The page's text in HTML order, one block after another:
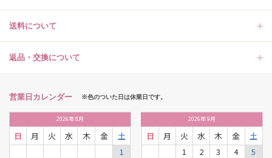
送料について
返品・交換について
営業日カレンダー ※色のついた日は休業日です。
2026年8月
日 月 火 水 木 金
土
1
2026年9月
日 月 火 水 木 金
土
1
2 3 4
5